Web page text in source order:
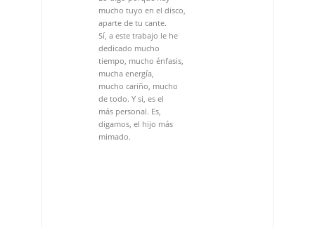
de todo. Y si, es el
más personal. Es,
digamos, el hijo más
mimado.
Flamenca – [Picap] – Ver
ficha disco
“Es un
disco con mucha
sinceridad y mucho